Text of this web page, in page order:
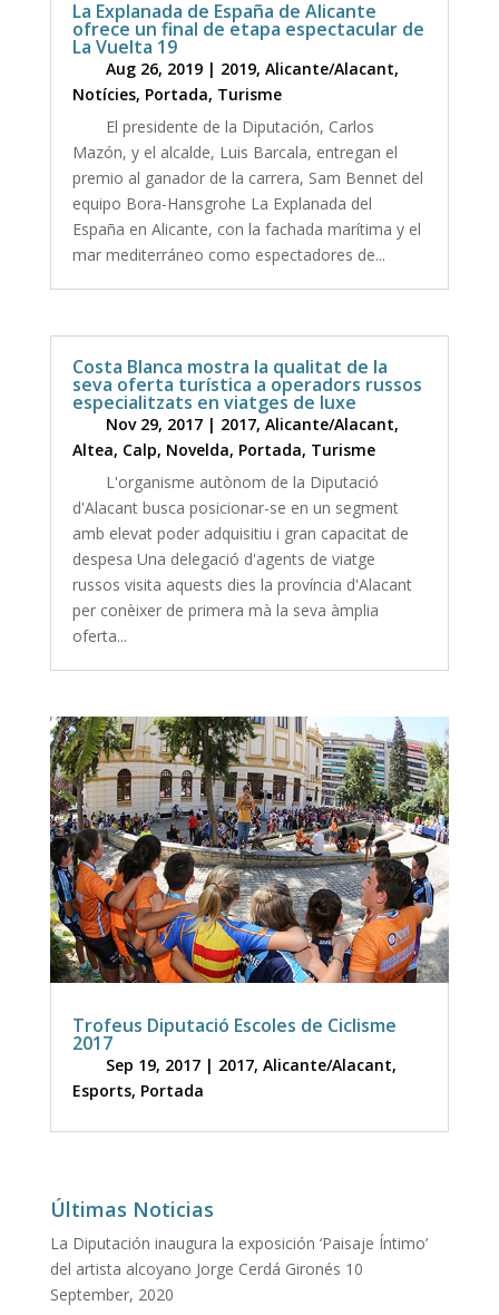
La Explanada de España de Alicante
ofrece un final de etapa espectacular de
La Vuelta 19
Aug 26, 2019| 2019, Alicante/Alacant,
Notícies, Portada, Turisme
El presidente de la Diputación, Carlos
Mazón, y el alcalde, Luis Barcala, entregan el
premio al ganador de la carrera, Sam Bennet del
equipo Bora-Hansgrohe La Explanada del
España en Alicante, con la fachada marítima y el
mar mediterráneo como espectadores de...
Costa Blanca mostra la qualitat de la
seva oferta turística a operadors russos
especialitzats en viatges de luxe
Nov 29, 2017| 2017, Alicante/Alacant,
Altea, Calp, Novelda, Portada, Turisme
L'organisme autònom de la Diputació
d'Alacant busca posicionar-se en un segment
amb elevat poder adquisitiu i gran capacitat de
despesa Una delegació d'agents de viatge
russos visita aquests dies la província d'Alacant
per conèixer de primera mà la seva àmplia
oferta...
Trofeus Diputació Escoles de Ciclisme
2017
Sep 19, 2017| 2017, Alicante/Alacant,
Esports, Portada
Últimas Noticias
La Diputación inaugura la exposición ‘Paisaje Íntimo’
del artista alcoyano Jorge Cerdá Gironés 10
September, 2020